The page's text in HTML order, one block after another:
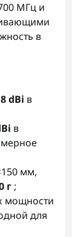
МГц и
в
8 dBi в
в
мм,
г ;
мощности
для